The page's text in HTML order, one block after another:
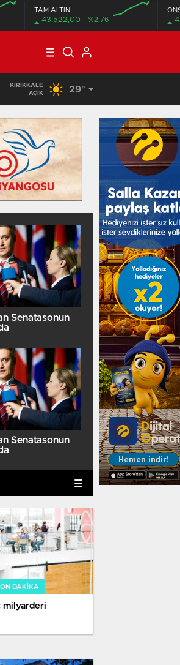
TAM ALTIN
43.522,00 %2,76
Amerikan Senatasonun Vereceği Son
KIRIKKALE
AÇIK
29°
‘iki devletli
Senatasonun
Senatasonun
DAKİKA
milyarderi